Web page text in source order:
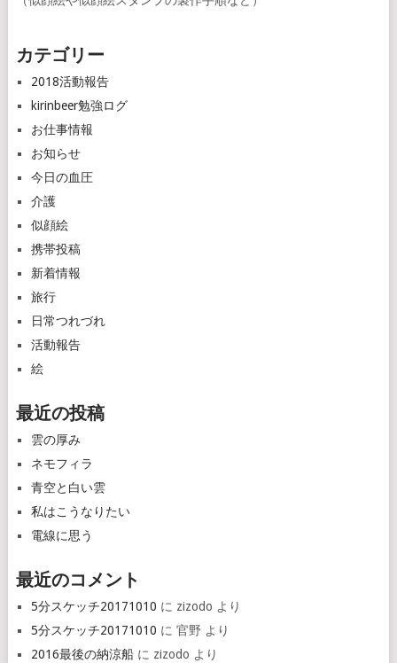
カテゴリー
2018活動報告
kirinbeer勉強ログ
お仕事情報
お知らせ
今日の血圧
介護
似顔絵
携帯投稿
新着情報
旅行
日常つれづれ
活動報告
絵
最近の投稿
雲の厚み
ネモフィラ
青空と白い雲
私はこうなりたい
電線に思う
最近のコメント
5分スケッチ20171010 に zizodo より
5分スケッチ20171010 に 官野 より
2016最後の納涼船に zizodo より